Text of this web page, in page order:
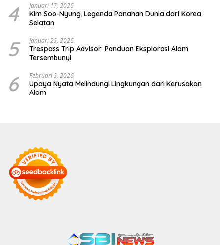
4 Januari 17, 2026
Kim Soo-Nyung, Legenda Panahan Dunia dari Korea
Selatan
5 Januari 25, 2026
Trespass Trip Advisor: Panduan Eksplorasi Alam
Tersembunyi
6 Februari 5, 2026
Upaya Nyata Melindungi Lingkungan dari Kerusakan
Alam